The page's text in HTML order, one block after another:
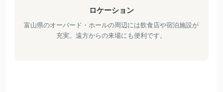
ロケーション
富山県のオーバード・ホールの周辺には飲食店や宿泊施設が
充実。遠方からの来場にも便利です。